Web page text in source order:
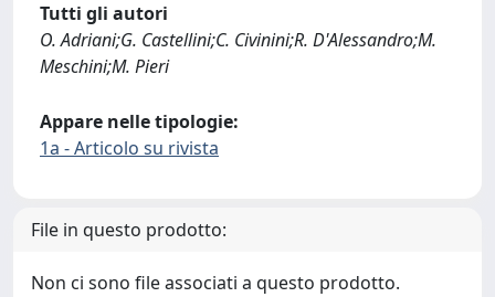
Tutti gli autori
O. Adriani;G. Castellini;C. Civinini;R. D'Alessandro;M.
Meschini;M. Pieri
Appare nelle tipologie:
1a - Articolo su rivista
File in questo prodotto:
Non ci sono file associati a questo prodotto.